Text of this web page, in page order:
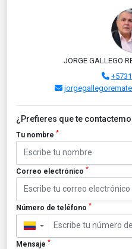
JORGE GALLEGO
¿Prefieres que te
Tu nombre *
Correo electrónico *
Número de teléfono *
▼
Mensaje *